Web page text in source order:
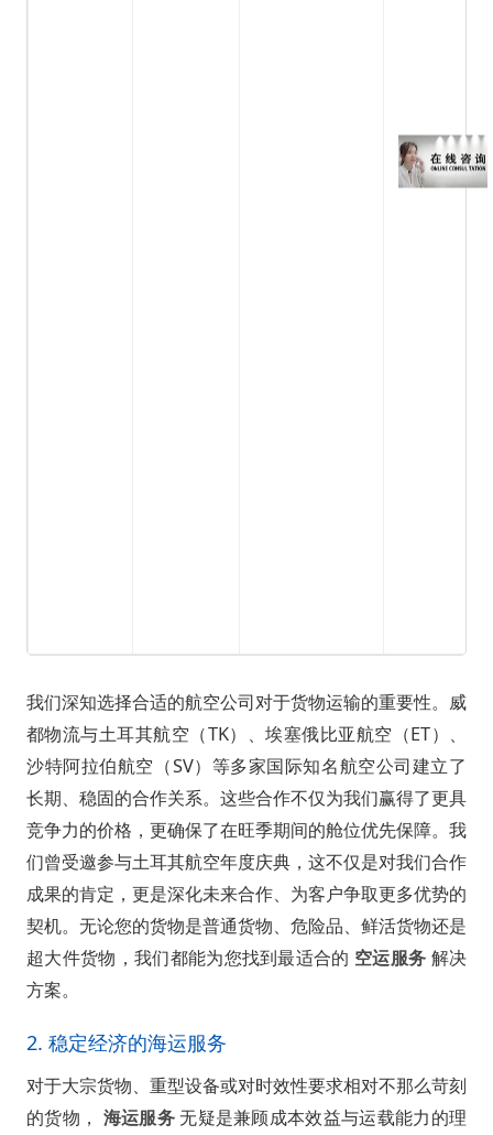
我们深知选择合适的航空公司对于货物运输的重要性。威
都物流与土耳其航空（TK）、埃塞俄比亚航空（ET）、
沙特阿拉伯航空（SV）等多家国际知名航空公司建立了
长期、稳固的合作关系。这些合作不仅为我们赢得了更具
竞争力的价格，更确保了在旺季期间的舱位优先保障。我
们曾受邀参与土耳其航空年度庆典，这不仅是对我们合作
成果的肯定，更是深化未来合作、为客户争取更多优势的
契机。无论您的货物是普通货物、危险品、鲜活货物还是
超大件货物，我们都能为您找到最适合的 空运服务 解决
方案。
2. 稳定经济的海运服务
对于大宗货物、重型设备或对时效性要求相对不那么苛刻
的货物， 海运服务无疑是兼顾成本效益与运载能力的理